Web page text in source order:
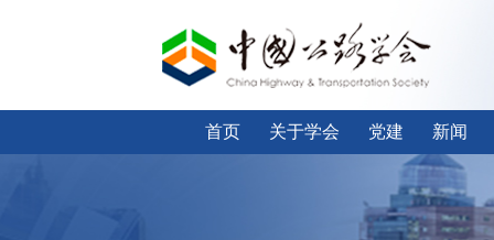
首页 关于学会 党建 新闻